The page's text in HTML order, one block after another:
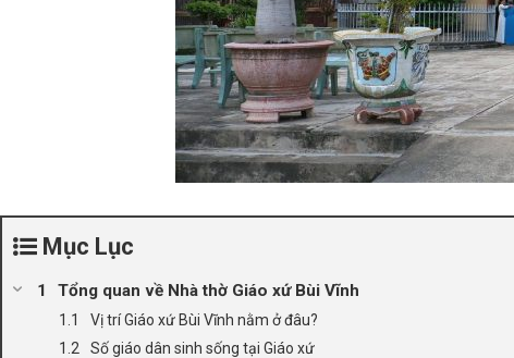
Mục Lục
Tổng quan về Nhà thờ Giáo xứ Bùi Vĩnh
Vị trí Giáo xứ Bùi Vĩnh nằm ở đâu?
Số giáo dân sinh sống tại Giáo xứ